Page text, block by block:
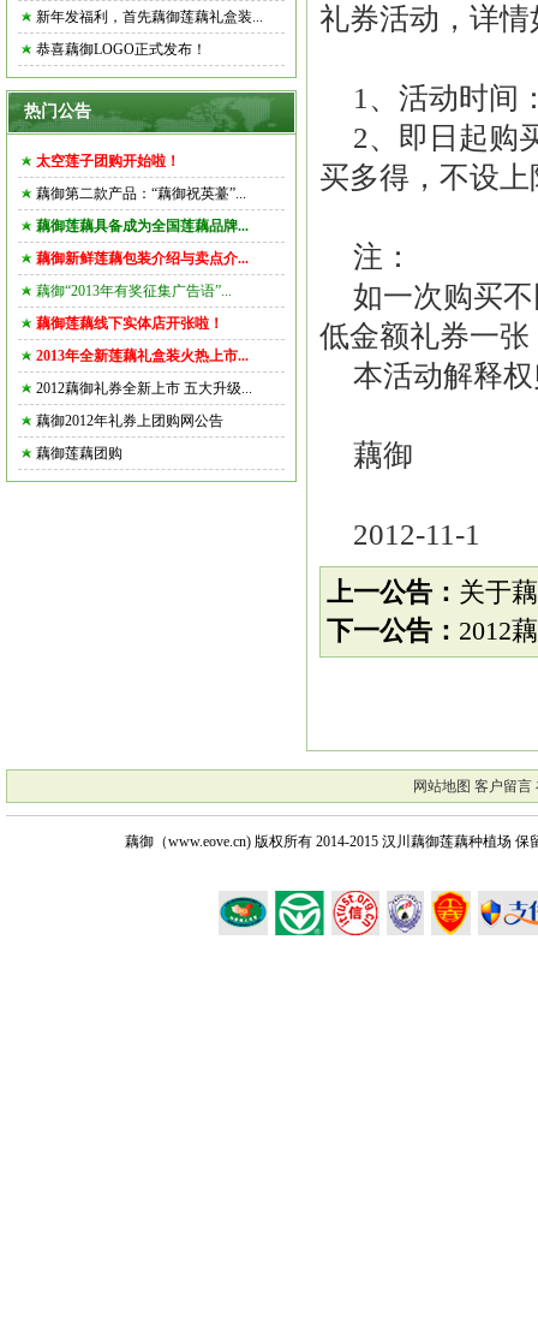
新年发福利，首先藕御莲藕礼盒装...
恭喜藕御LOGO正式发布！
热门公告
太空莲子团购开始啦！
藕御第二款产品：“藕御祝英薹”...
藕御莲藕具备成为全国莲藕品牌...
藕御新鲜莲藕包装介绍与卖点介...
藕御“2013年有奖征集广告语”...
藕御莲藕线下实体店开张啦！
2013年全新莲藕礼盒装火热上市...
2012藕御礼券全新上市 五大升级...
藕御2012年礼券上团购网公告
藕御莲藕团购
礼券活动，详情
1、活动时间
2、即日起购
买多得，不设上
注：
如一次购买
低金额礼券一张
本活动解释
藕御
2012-11-1
上一公告： 关于
下一公告： 2012
网站地图 客户留言
藕御（www.eove.cn) 版权所有2014-2015 汉川藕御莲藕种植场 保